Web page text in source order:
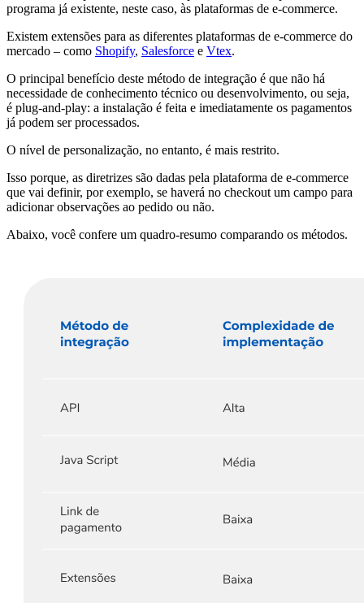
programa já existente, neste caso, às plataformas de e-commerce.
Existem extensões para as diferentes plataformas de e-commerce do
mercado – como Shopify, Salesforce e Vtex.
O principal benefício deste método de integração é que não há
necessidade de conhecimento técnico ou desenvolvimento, ou seja,
é plug-and-play: a instalação é feita e imediatamente os pagamentos
já podem ser processados.
O nível de personalização, no entanto, é mais restrito.
Isso porque, as diretrizes são dadas pela plataforma de e-commerce
que vai definir, por exemplo, se haverá no checkout um campo para
adicionar observações ao pedido ou não.
Abaixo, você confere um quadro-resumo comparando os métodos.